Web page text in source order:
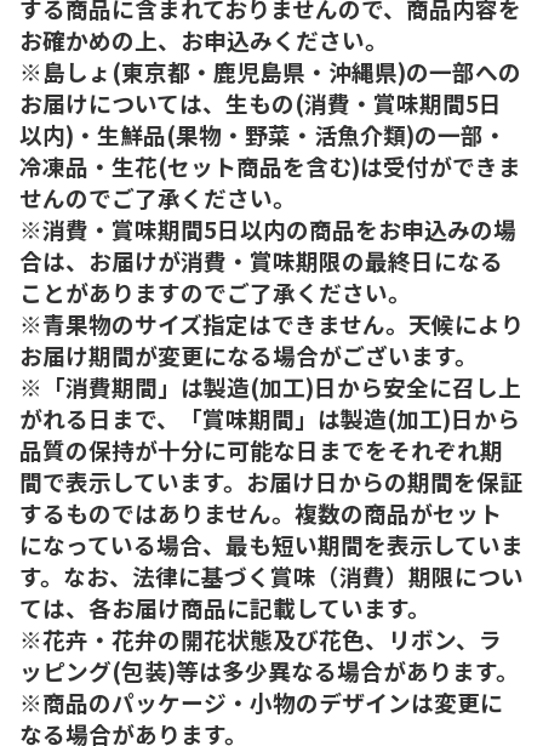
する商品に含まれておりませんので、商品内容を
お確かめの上、お申込みください。
※島しょ(東京都・鹿児島県・沖縄県)の一部への
お届けについては、生もの(消費・賞味期間5日
以内)・生鮮品(果物・野菜・活魚介類)の一部・
冷凍品・生花(セット商品を含む)は受付ができま
せんのでご了承ください。
※消費・賞味期間5日以内の商品をお申込みの場
合は、お届けが消費・賞味期限の最終日になる
ことがありますのでご了承ください。
※青果物のサイズ指定はできません。天候により
お届け期間が変更になる場合がございます。
※「消費期間」は製造(加工)日から安全に召し上
がれる日まで、「賞味期間」は製造(加工)日から
品質の保持が十分に可能な日までをそれぞれ期
間で表示しています。お届け日からの期間を保証
するものではありません。複数の商品がセット
になっている場合、最も短い期間を表示していま
す。なお、法律に基づく賞味（消費）期限につい
ては、各お届け商品に記載しています。
※花卉・花弁の開花状態及び花色、リボン、ラ
ッピング(包装)等は多少異なる場合があります。
※商品のパッケージ・小物のデザインは変更に
なる場合があります。